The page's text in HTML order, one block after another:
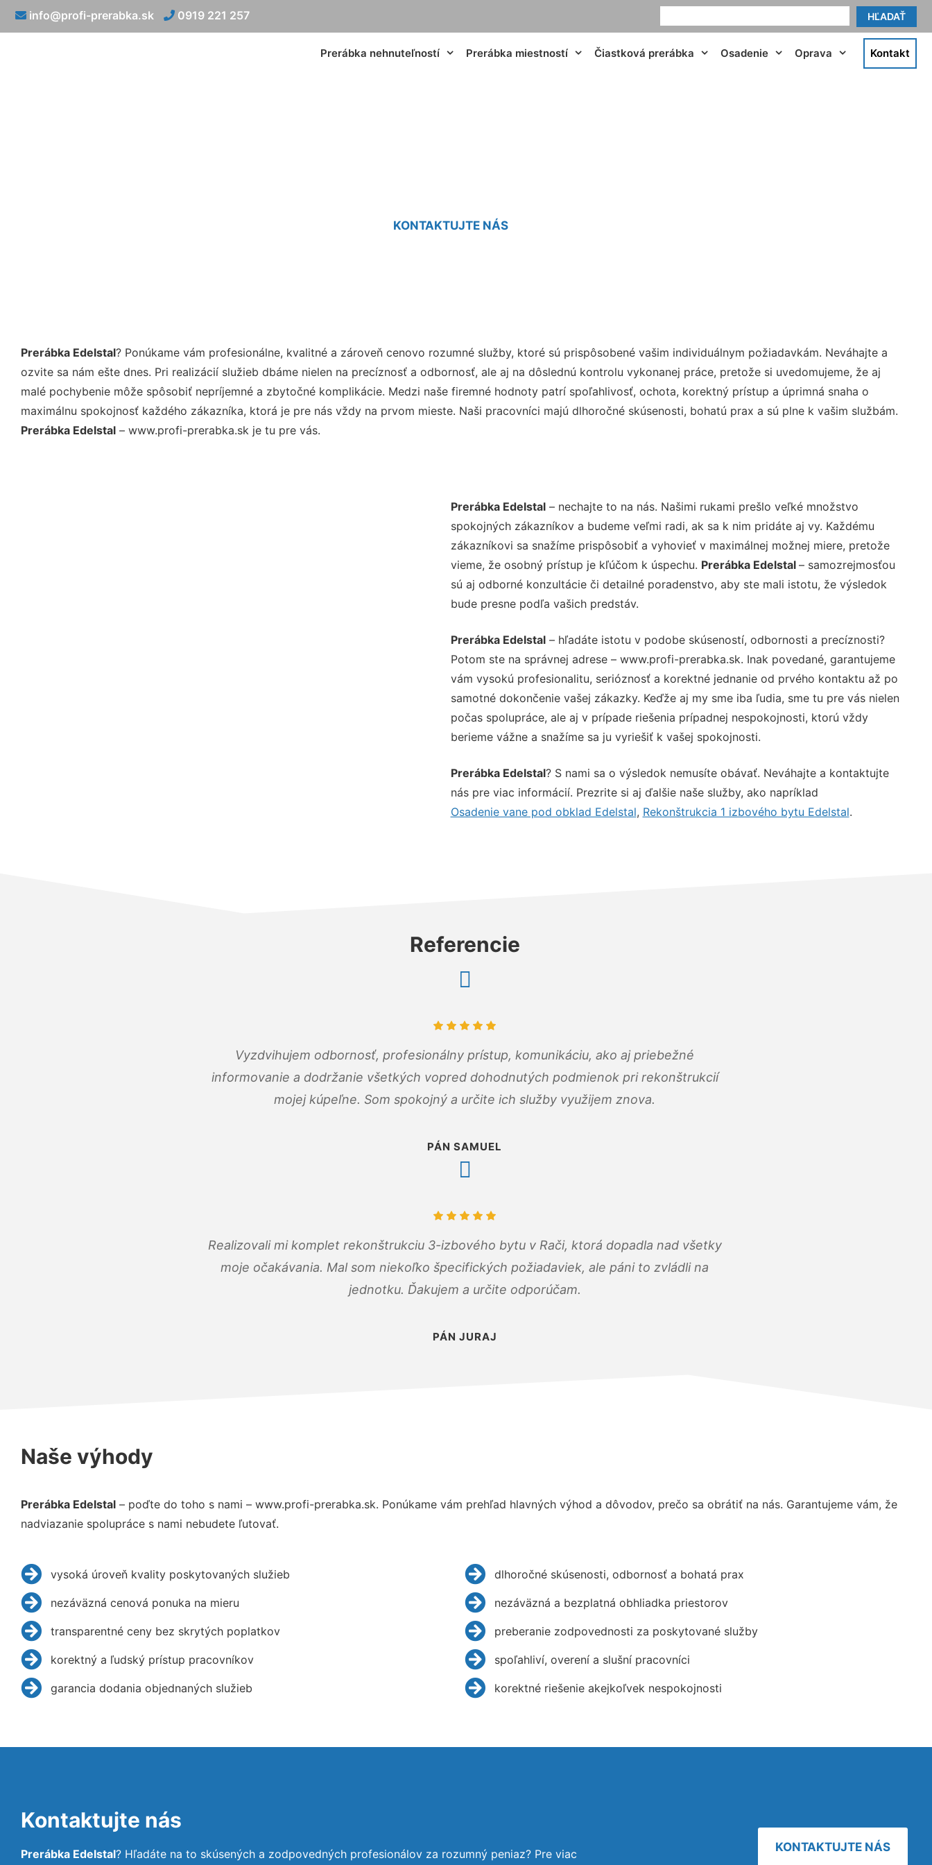
HĽADAŤ
info@profi-prerabka.sk 0919 221 257
Prerábka nehnuteľností Prerábka miestností Čiastková prerábka Osadenie Oprava Kontakt
KONTAKTUJTE NÁS
Prerábka Edelstal? Ponúkame vám profesionálne, kvalitné a zároveň cenovo rozumné služby, ktoré sú prispôsobené vašim individuálnym požiadavkám. Neváhajte a
ozvite sa nám ešte dnes. Pri realizácií služieb dbáme nielen na precíznosť a odbornosť, ale aj na dôslednú kontrolu vykonanej práce, pretože si uvedomujeme, že aj
malé pochybenie môže spôsobiť nepríjemné a zbytočné komplikácie. Medzi naše firemné hodnoty patrí spoľahlivosť, ochota, korektný prístup a úprimná snaha o
maximálnu spokojnosť každého zákazníka, ktorá je pre nás vždy na prvom mieste. Naši pracovníci majú dlhoročné skúsenosti, bohatú prax a sú plne k vašim službám.
Prerábka Edelstal – www.profi-prerabka.sk je tu pre vás.
Prerábka Edelstal– nechajte to na nás. Našimi rukami prešlo veľké množstvo
spokojných zákazníkov a budeme veľmi radi, ak sa k nim pridáte aj vy. Každému
zákazníkovi sa snažíme prispôsobiť a vyhovieť v maximálnej možnej miere, pretože
vieme, že osobný prístup je kľúčom k úspechu. Prerábka Edelstal – samozrejmosťou
sú aj odborné konzultácie či detailné poradenstvo, aby ste mali istotu, že výsledok
bude presne podľa vašich predstáv.
Prerábka Edelstal– hľadáte istotu v podobe skúseností, odbornosti a precíznosti?
Potom ste na správnej adrese – www.profi-prerabka.sk. Inak povedané, garantujeme
vám vysokú profesionalitu, serióznosť a korektné jednanie od prvého kontaktu až po
samotné dokončenie vašej zákazky. Keďže aj my sme iba ľudia, sme tu pre vás nielen
počas spolupráce, ale aj v prípade riešenia prípadnej nespokojnosti, ktorú vždy
berieme vážne a snažíme sa ju vyriešiť k vašej spokojnosti.
Prerábka Edelstal? S nami sa o výsledok nemusíte obávať. Neváhajte a kontaktujte
nás pre viac informácií. Prezrite si aj ďalšie naše služby, ako napríklad
Osadenie vane pod obklad Edelstal, Rekonštrukcia 1 izbového bytu Edelstal.
Referencie
Vyzdvihujem odbornosť, profesionálny prístup, komunikáciu, ako aj priebežné
informovanie a dodržanie všetkých vopred dohodnutých podmienok pri rekonštrukcií
mojej kúpeľne. Som spokojný a určite ich služby využijem znova.
PÁN SAMUEL
Realizovali mi komplet rekonštrukciu 3-izbového bytu v Rači, ktorá dopadla nad všetky
moje očakávania. Mal som niekoľko špecifických požiadaviek, ale páni to zvládli na
jednotku. Ďakujem a určite odporúčam.
PÁN JURAJ
Naše výhody
Prerábka Edelstal – poďte do toho s nami – www.profi-prerabka.sk. Ponúkame vám prehľad hlavných výhod a dôvodov, prečo sa obrátiť na nás. Garantujeme vám, že
nadviazanie spolupráce s nami nebudete ľutovať.
vysoká úroveň kvality poskytovaných služieb
nezáväzná cenová ponuka na mieru
transparentné ceny bez skrytých poplatkov
korektný a ľudský prístup pracovníkov
garancia dodania objednaných služieb
dlhoročné skúsenosti, odbornosť a bohatá prax
nezáväzná a bezplatná obhliadka priestorov
preberanie zodpovednosti za poskytované služby
spoľahliví, overení a slušní pracovníci
korektné riešenie akejkoľvek nespokojnosti
Kontaktujte nás
Prerábka Edelstal? Hľadáte na to skúsených a zodpovedných profesionálov za rozumný peniaz? Pre viac KONTAKTUJTE NÁS